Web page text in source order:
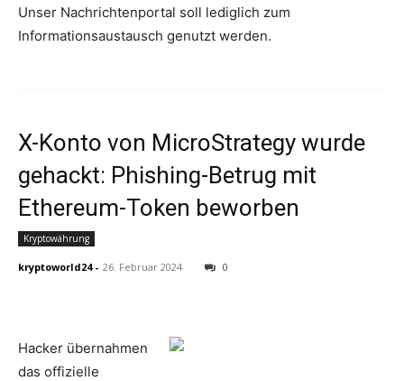
Unser Nachrichtenportal soll lediglich zum
Informationsaustausch genutzt werden.
X-Konto von MicroStrategy wurde
gehackt: Phishing-Betrug mit
Ethereum-Token beworben
Kryptowährung
kryptoworld24 - 26. Februar 2024 0
Hacker übernahmen
das offizielle